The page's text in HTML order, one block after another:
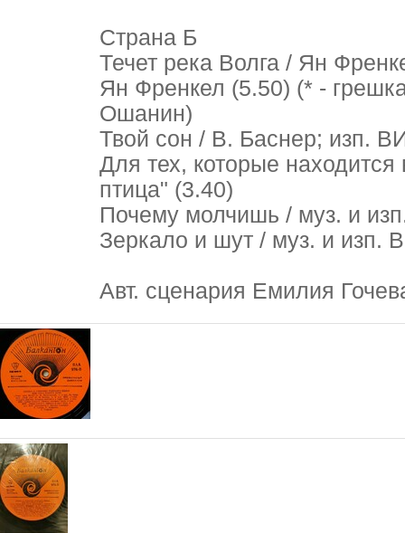
Страна Б
Течет река Волга / Ян
Ян Френкел (5.50) (* -
Ошанин)
Твой сон / В. Баснер; изп.
Для тех, которые
птица" (3.40)
Почему молчишь / муз. и
Зеркало и шут / муз. и изп.
Авт. сценария Емилия